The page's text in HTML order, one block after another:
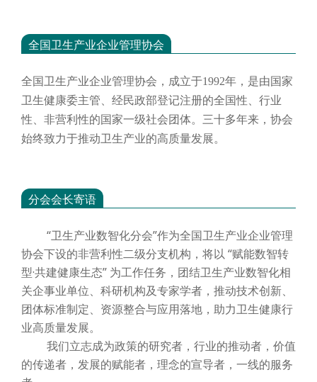
全国卫生产业企业管理协会
全国卫生产业企业管理协会，成立于1992年，是由国家
卫生健康委主管、经民政部登记注册的全国性、行业
性、非营利性的国家一级社会团体。三十多年来，协会
始终致力于推动卫生产业的高质量发展。
分会会长寄语
“卫生产业数智化分会”作为全国卫生产业企业管理
协会下设的非营利性二级分支机构，将以 “赋能数智转
型·共建健康生态” 为工作任务，团结卫生产业数智化相
关企事业单位、科研机构及专家学者，推动技术创新、
团体标准制定、资源整合与应用落地，助力卫生健康行
业高质量发展。
我们立志成为政策的研究者，行业的推动者，价值
的传递者，发展的赋能者，理念的宣导者，一线的服务